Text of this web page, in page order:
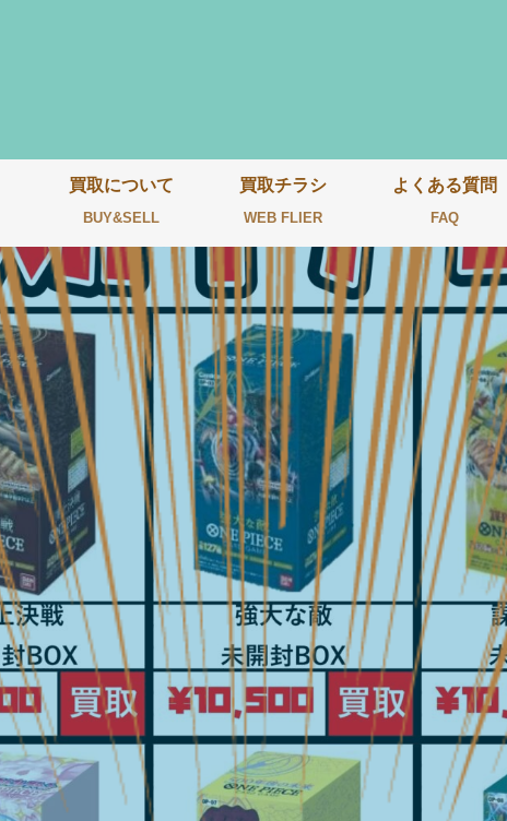
買取について
BUY&SELL
買取チラシ
WEB FLIER
よくある質問
FAQ